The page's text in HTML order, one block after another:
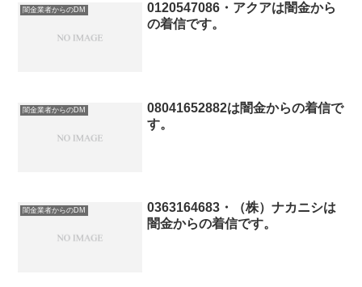
闇金業者からのDM
0120547086・アクアは闇金から
の着信です。
闇金業者からのDM
08041652882は闇金からの着信で
す。
闇金業者からのDM
0363164683・（株）ナカニシは
闇金からの着信です。